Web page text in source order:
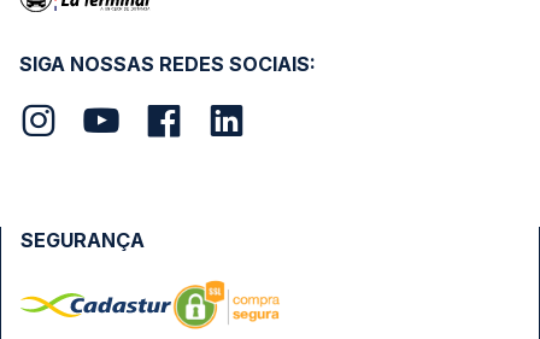
SIGA NOSSAS REDES SOCIAIS:
SEGURANÇA